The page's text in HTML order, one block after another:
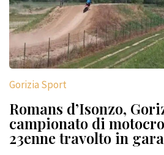
Gorizia Sport
Romans d’Isonzo,
campionato di
23enne travolto in